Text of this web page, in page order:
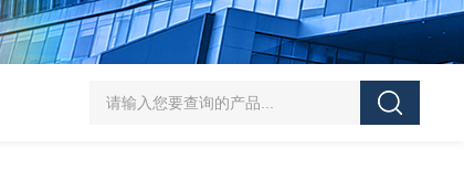
SJMFSID/希德 鸡骨泥湿法粉碎胶体磨 超细粉